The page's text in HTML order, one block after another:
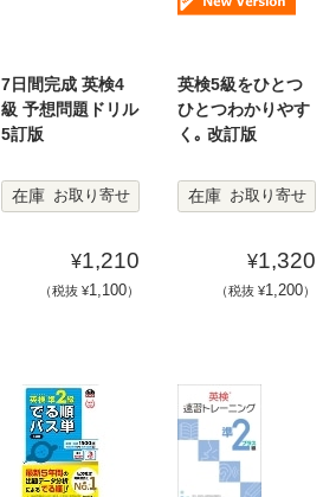
7日間完成 英検4
級 予想問題ドリル
5訂版
在庫 お取り寄せ
¥1,210
（税抜 ¥1,100）
英検5級をひとつ
ひとつわかりやす
く｡ 改訂版
在庫 お取り寄せ
¥1,320
（税抜 ¥1,200）